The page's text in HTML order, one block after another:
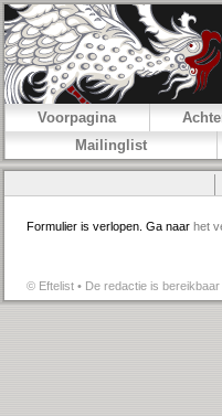
Voorpagina
Mailinglist
Formulier is verlopen. Ga naar het
© Eftelist • De redactie is bereikbaar